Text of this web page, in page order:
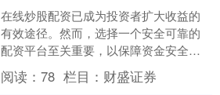
在线炒股配资已成为投资者扩大收益的
有效途径。然而，选择一个安全可靠的
配资平台至关重要，以保障资金安全和
投资收益。 **安全保障：** 选择拥有正
规资质和监管的配....
阅读：78 栏目： 财盛证券